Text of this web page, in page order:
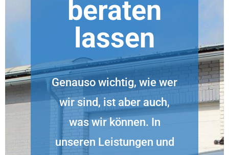
beraten
lassen
Genauso wichtig, wie wer
wir sind, ist aber auch,
was wir können. In
unseren Leistungen und